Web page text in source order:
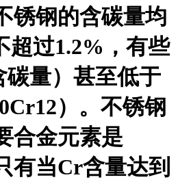
锈钢的含碳量均
超过1.2%，有些
碳量）甚至低于
）。不锈钢
合金元素是
有当Cr含量达到